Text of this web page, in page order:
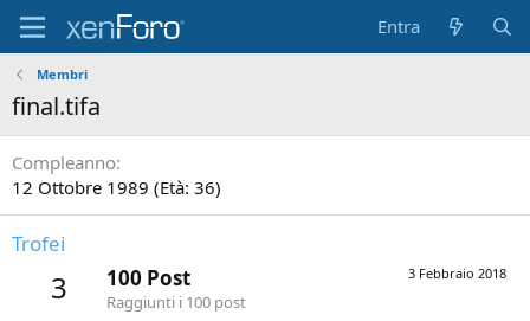
Entra
Membri
final.tifa
Compleanno
12 Ottobre 1989 (Età: 36)
Trofei
3 3 Febbraio 2018
100 Post
Raggiunti i 100 post